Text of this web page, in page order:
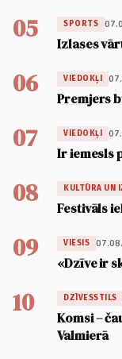
05 SPORTS
Izlases
06 VIEDOKĻI
Premjers
07 VIEDOKĻI
Ir iemesls
08 KULTŪRA UN
Festivāls
09 VIESIS
«Dzīve ir
10 DZĪVESSTILS
Komsi –
Valmierā